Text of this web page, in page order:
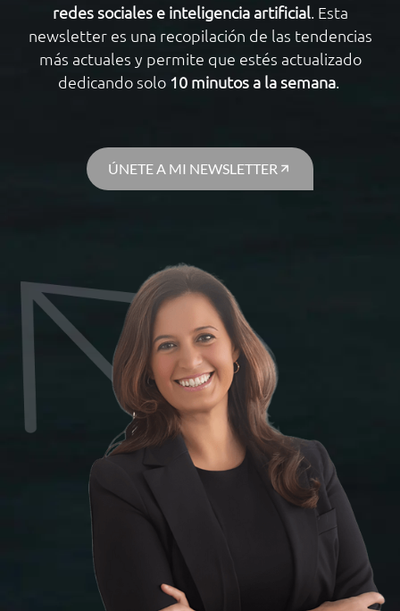
redes sociales e inteligencia artificial. Esta
newsletter es una recopilación de las tendencias
más actuales y permite que estés actualizado
dedicando solo 10 minutos a la semana.
ÚNETE A MI NEWSLETTER